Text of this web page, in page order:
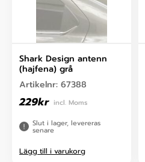
Shark Design antenn
(hajfena) grå
Artikelnr: 67388
229kr incl. Moms
Slut i lager, levereras
senare
Lägg till i varukorg